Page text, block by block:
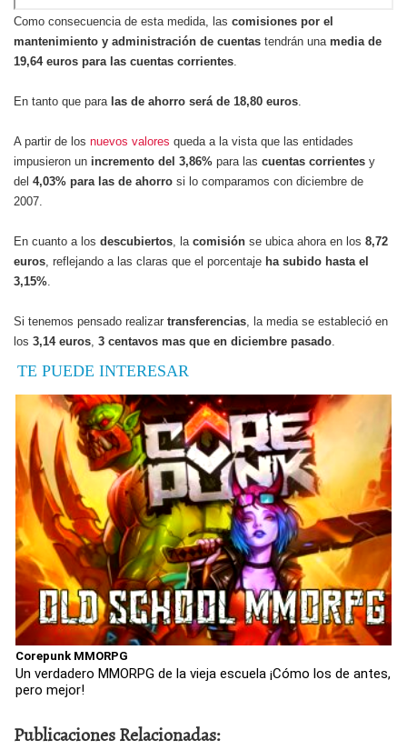
Como consecuencia de esta medida, las comisiones por el
mantenimiento y administración de cuentas tendrán una media de
19,64 euros para las cuentas corrientes.
En tanto que para las de ahorro será de 18,80 euros.
A partir de los nuevos valores queda a la vista que las entidades
impusieron un incremento del 3,86% para las cuentas corrientes y
del 4,03% para las de ahorro si lo comparamos con diciembre de
2007.
En cuanto a los descubiertos, la comisión se ubica ahora en los 8,72
euros, reflejando a las claras que el porcentaje ha subido hasta el
3,15%.
Si tenemos pensado realizar transferencias, la media se estableció en
los 3,14 euros, 3 centavos mas que en diciembre pasado.
TE PUEDE INTERESAR
Corepunk MMORPG
Un verdadero MMORPG de la vieja escuela ¡Cómo los de antes,
pero mejor!
Publicaciones Relacionadas: